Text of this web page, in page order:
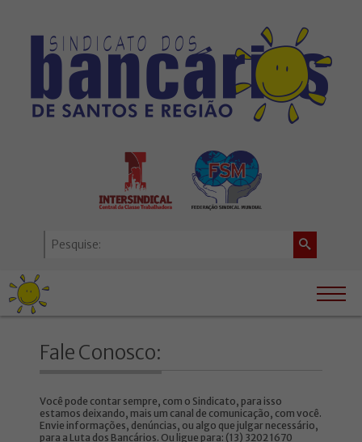
Fale Conosco:
Você pode contar sempre, com o Sindicato, para isso
estamos deixando, mais um canal de comunicação, com você.
Envie informações, denúncias, ou algo que julgar necessário,
para a Luta dos Bancários. Ou ligue para: (13) 3202 1670